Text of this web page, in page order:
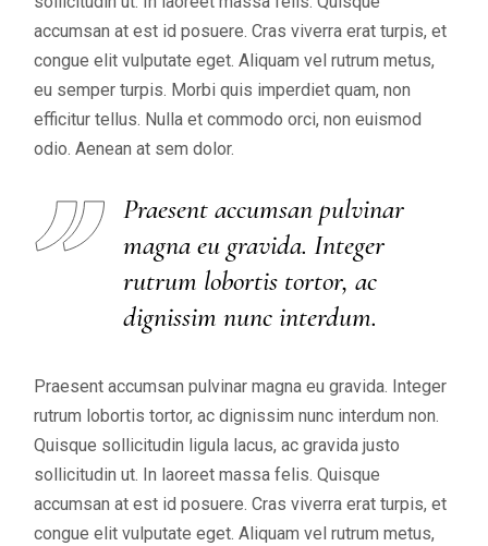
accumsan at est id posuere. Cras viverra erat turpis, et
congue elit vulputate eget. Aliquam vel rutrum metus,
eu semper turpis. Morbi quis imperdiet quam, non
efficitur tellus. Nulla et commodo orci, non euismod
odio. Aenean at sem dolor.
Praesent accumsan pulvinar
magna eu gravida. Integer
rutrum lobortis tortor, ac
dignissim nunc interdum.
Praesent accumsan pulvinar magna eu gravida. Integer
rutrum lobortis tortor, ac dignissim nunc interdum non.
Quisque sollicitudin ligula lacus, ac gravida justo
sollicitudin ut. In laoreet massa felis. Quisque
accumsan at est id posuere. Cras viverra erat turpis, et
congue elit vulputate eget. Aliquam vel rutrum metus,